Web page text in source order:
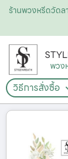
ร้านพวงหรีดวัดล
พวง
วิธีการสั่งซื้อ